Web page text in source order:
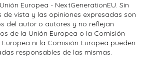
Europea - NextGenerationEU. Sin
vista y las opiniones expresadas son
del autor o autores y no reflejan
de la Unión Europea o la Comisión
Europea ni la Comisión Europea pueden
responsables de las mismas.